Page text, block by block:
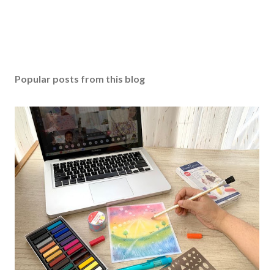
Popular posts from this blog